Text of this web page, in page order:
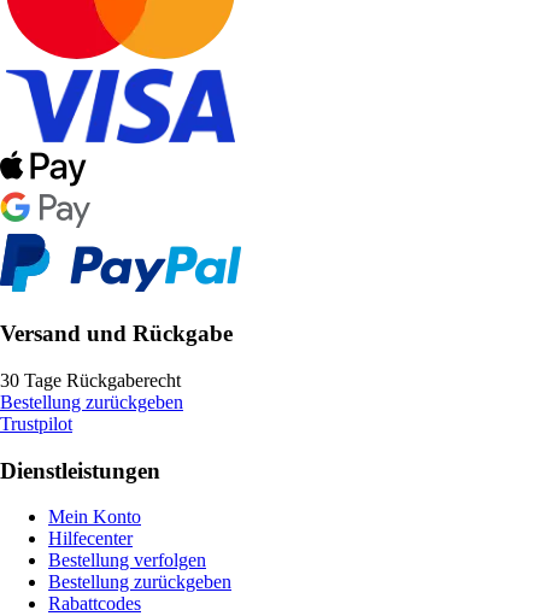
Versand und Rückgabe
30 Tage Rückgaberecht
Bestellung zurückgeben
Trustpilot
Dienstleistungen
Mein Konto
Hilfecenter
Bestellung verfolgen
Bestellung zurückgeben
Rabattcodes